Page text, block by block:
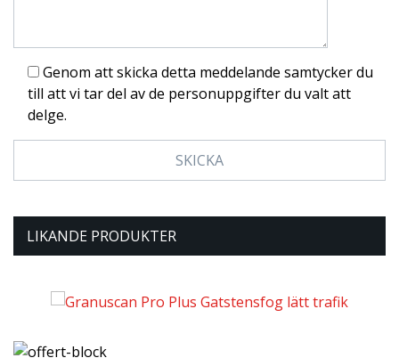
Genom att skicka detta meddelande samtycker du
till att vi tar del av de personuppgifter du valt att
delge.
LIKANDE PRODUKTER